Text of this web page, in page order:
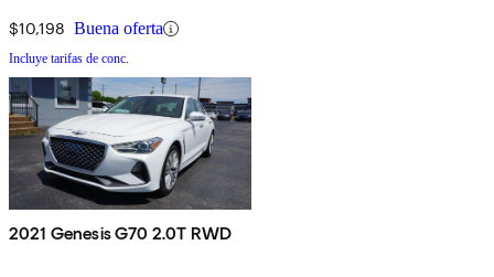
$10,198 Buena oferta
Incluye tarifas de conc.
2021 Genesis G70 2.0T RWD